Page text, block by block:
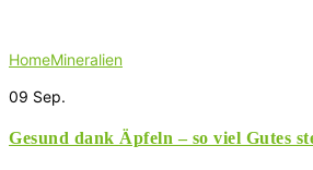
HomeMineralien
09 Sep.
Gesund dank Äpfeln – so viel Gutes